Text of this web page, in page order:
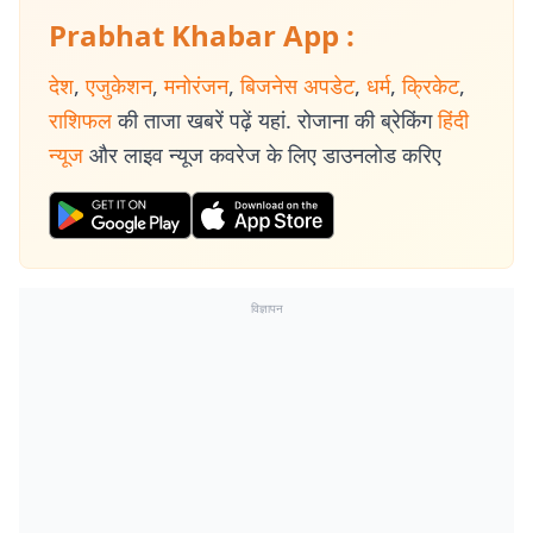
Prabhat Khabar App :
देश, एजुकेशन, मनोरंजन, बिजनेस अपडेट, धर्म, क्रिकेट,
राशिफल की ताजा खबरें पढ़ें यहां. रोजाना की ब्रेकिंग हिंदी
न्यूज और लाइव न्यूज कवरेज के लिए डाउनलोड करिए
विज्ञापन